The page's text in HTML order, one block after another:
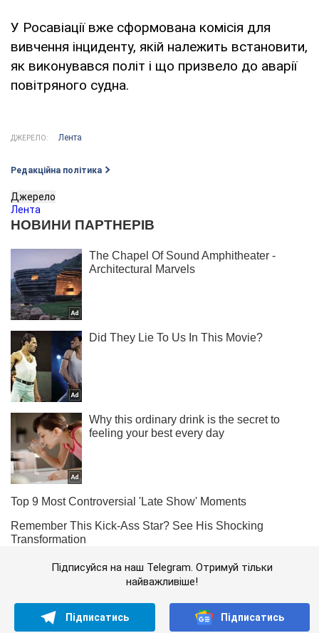
У Росавіації вже сформована комісія для
вивчення інциденту, якій належить встановити,
як виконувався політ і що призвело до аварії
повітряного судна.
ДЖЕРЕЛО: Лента
Редакційна політика
Джерело
Лента
Підписуйся на наш Telegram. Отримуй тільки
найважливіше!
Підписатись Підписатись